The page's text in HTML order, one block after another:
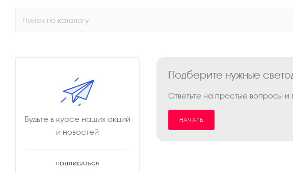
Подберите нужные
Ответьте на простые вопросы и
НАЧАТЬ
Будьте в курсе наших акций
и новостей
ПОДПИСАТЬСЯ